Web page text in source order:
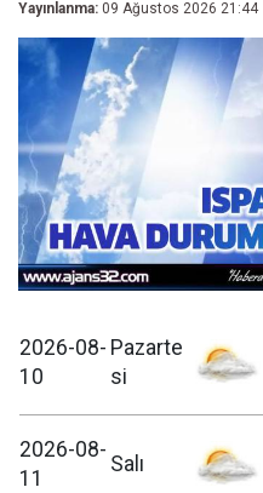
Yayınlanma: 09 Ağustos 2026 21:44
2026-08-
10
Pazarte
si
2026-08-
11
Salı